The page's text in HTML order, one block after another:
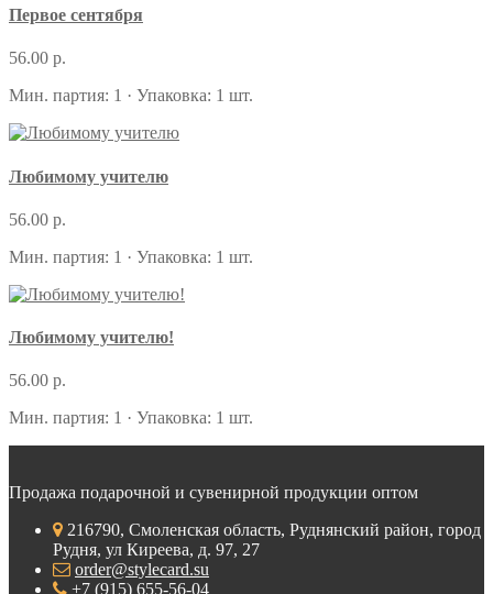
Первое сентября
56.00 р.
Мин. партия: 1 · Упаковка: 1 шт.
Любимому учителю
56.00 р.
Мин. партия: 1 · Упаковка: 1 шт.
Любимому учителю!
56.00 р.
Мин. партия: 1 · Упаковка: 1 шт.
Продажа подарочной и сувенирной продукции оптом
216790, Смоленская область, Руднянский район, город
Рудня, ул Киреева, д. 97, 27
order@stylecard.su
+7 (915) 655-56-04